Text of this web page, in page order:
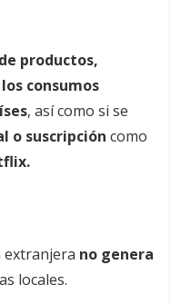
productos,
consumos
, así como si se
o suscripción como
extranjera no genera
locales.